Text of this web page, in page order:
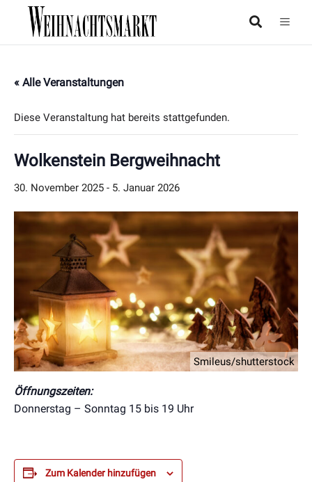
« Alle Veranstaltungen
Diese Veranstaltung hat bereits stattgefunden.
Wolkenstein Bergweihnacht
30. November 2025 - 5. Januar 2026
Smileus/shutterstock
Öffnungszeiten:
Donnerstag – Sonntag 15 bis 19 Uhr
Zum Kalender hinzufügen